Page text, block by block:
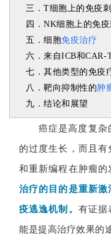
三．T细胞上的免疫
四．NK细胞上的免疫
五．细胞免疫治疗
六．来自ICB和CAR-
七．其他类型的免疫
八．靶向抑制性的肿
九．结论和展望
癌症是高度复杂
的过度生长，而且有
和重新编程在肿瘤
治疗的目的是重新
疫逃逸机制。 有证据
能是提高治疗效果的